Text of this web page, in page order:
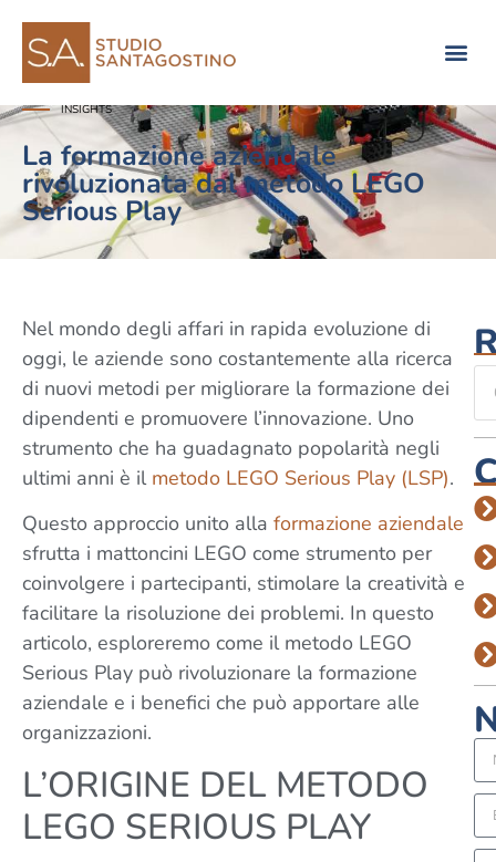
INSIGHTS
La formazione aziendale
rivoluzionata dal metodo LEGO
Serious Play
Nel mondo degli affari in rapida evoluzione di
oggi, le aziende sono costantemente alla ricerca
di nuovi metodi per migliorare la formazione dei
dipendenti e promuovere l’innovazione. Uno
strumento che ha guadagnato popolarità negli
ultimi anni è il metodo LEGO Serious Play (LSP).
Questo approccio unito alla formazione aziendale
sfrutta i mattoncini LEGO come strumento per
coinvolgere i partecipanti, stimolare la creatività e
facilitare la risoluzione dei problemi. In questo
articolo, esploreremo come il metodo LEGO
Serious Play può rivoluzionare la formazione
aziendale e i benefici che può apportare alle
organizzazioni.
L’ORIGINE DEL METODO
LEGO SERIOUS PLAY